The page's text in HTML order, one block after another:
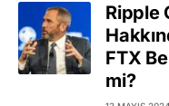
Ripple
FTX
mi?